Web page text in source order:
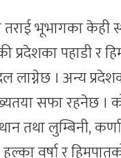
भूभागका केही
प्रदेशका पहाडी र
लाग्नेछ । अन्य
सफा रहनेछ ।
तथा लुम्बिनी,
वर्षा र